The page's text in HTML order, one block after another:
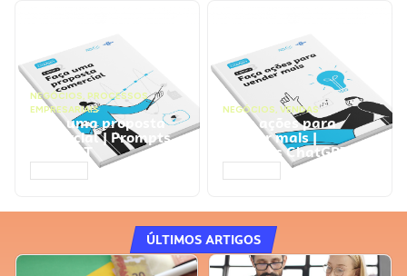
NEGÓCIOS, PROCESSOS
EMPRESARIAIS
Faça uma proposta
comercial | Prompts
ChatGPT
NEGÓCIOS, VENDAS
Faça ações para
vender mais |
Prompts ChatGPT
ÚLTIMOS ARTIGOS